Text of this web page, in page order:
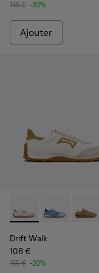
135 € -30%
Ajouter
Drift Walk -Drift Walk -
Drift
Drift Walk
108 €
135 € -20%